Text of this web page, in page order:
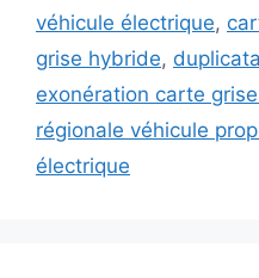
véhicule électrique,
grise hybride,
exonération carte
régionale véhicule
électrique